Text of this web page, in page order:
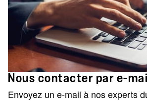
Nous contacter par e-mail
Envoyez un e-mail à nos experts